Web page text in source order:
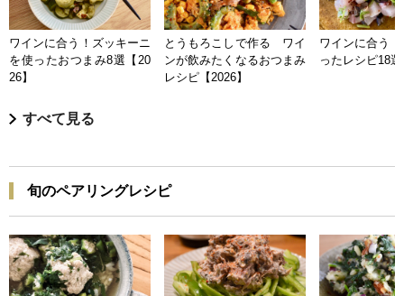
ワインに合う！ズッキーニ
を使ったおつまみ8選【20
26】
とうもろこしで作る ワイ
ンが飲みたくなるおつまみ
レシピ【2026】
ワインに合う
ったレシピ18
すべて見る
旬のペアリングレシピ